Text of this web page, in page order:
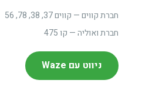
חברת קווים — קווים 37, 38, 78, 56
חברת ואוליה — קו 475
ניווט עם Waze